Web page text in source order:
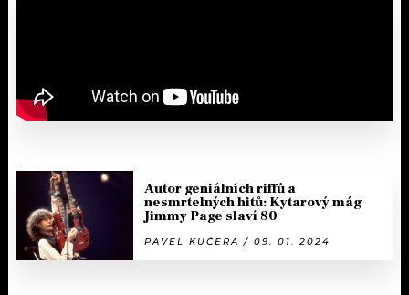
Autor geniálních riffů a
nesmrtelných hitů: Kytarový mág
Jimmy Page slaví 80
PAVEL KUČERA / 09. 01. 2024